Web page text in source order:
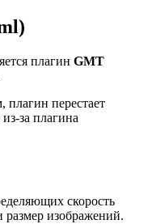
плагин GMT
перестает
за плагина
скорость
размер изображений.